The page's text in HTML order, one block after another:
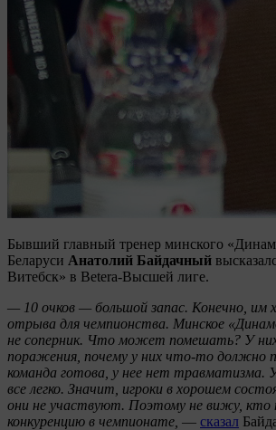
Бывший главный тренер минского
Беларуси Анатолий Байдачный
Витебск» в Betera-Высшей лиге.
— 10 очков — большой запас. Конечно, им
отрыва для чемпионства. Минское
не соперник. Что может помешать? У
поражения, почему у них что-то должно
команда готова, у нее нет травматизма.
все легко. Значит, игроки в хорошем
они не участвуют. Поэтому не вижу,
конкуренцию в чемпионате, — сказал